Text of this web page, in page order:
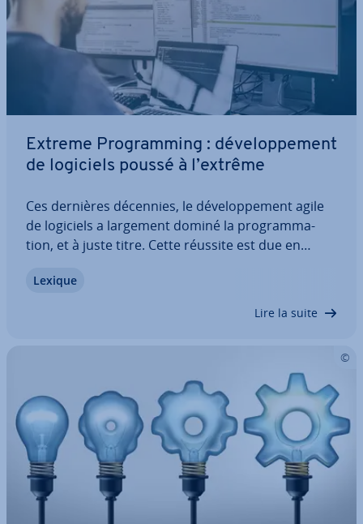
Extreme Pro­gram­ming : dé­ve­lop­pe­ment
de logiciels poussé à l’extrême
Ces dernières décennies, le dé­ve­lop­pe­ment agile
de logiciels a largement dominé la pro­gram­ma­
tion, et à juste titre. Cette réussite est due en
pos­sible d’être plus agile qu’avec le XP ! Les in­ter­
Lexique
Lire la suite